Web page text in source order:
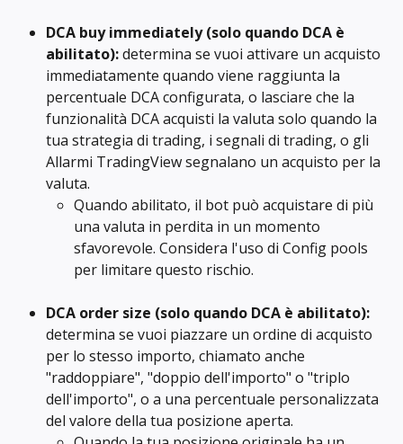
DCA buy immediately (solo quando DCA è
abilitato): determina se vuoi attivare un acquisto
immediatamente quando viene raggiunta la
percentuale DCA configurata, o lasciare che la
funzionalità DCA acquisti la valuta solo quando la
tua strategia di trading, i segnali di trading, o gli
Allarmi TradingView segnalano un acquisto per la
valuta.
Quando abilitato, il bot può acquistare di più
una valuta in perdita in un momento
sfavorevole. Considera l'uso di Config pools
per limitare questo rischio.
DCA order size (solo quando DCA è abilitato):
determina se vuoi piazzare un ordine di acquisto
per lo stesso importo, chiamato anche
"raddoppiare", "doppio dell'importo" o "triplo
dell'importo", o a una percentuale personalizzata
del valore della tua posizione aperta.